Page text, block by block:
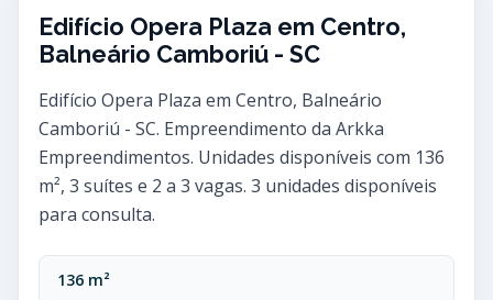
Edifício Opera Plaza em Centro,
Balneário Camboriú - SC
Edifício Opera Plaza em Centro, Balneário
Camboriú - SC. Empreendimento da Arkka
Empreendimentos. Unidades disponíveis com 136
m², 3 suítes e 2 a 3 vagas. 3 unidades disponíveis
para consulta.
136 m²